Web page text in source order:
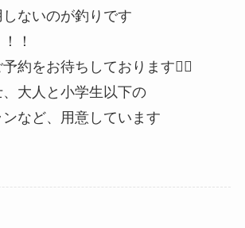
ないのが釣りです
！
約をお待ちしております🙇‍♂️
大人と小学生以下の
など、用意しています